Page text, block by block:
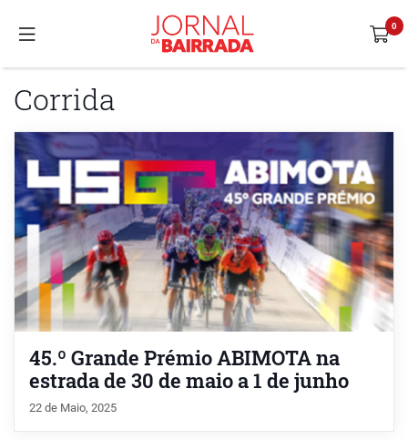
Corrida
45.º Grande Prémio ABIMOTA na
estrada de 30 de maio a 1 de junho
22 de Maio, 2025